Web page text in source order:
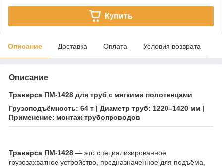
Купить
Описание Доставка Оплата Условия возврата
Описание
Траверса ПМ-1428 для труб с мягкими полотенцами
Грузоподъёмность: 64 т | Диаметр труб: 1220–1420 мм |
Применение: монтаж трубопроводов
Траверса ПМ-1428 — это специализированное
грузозахватное устройство, предназначенное для подъёма,